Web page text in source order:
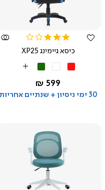
מהירה
3.0
rating
כיסא גיימינג XP25
More
Colors
החל מ-
599 ₪
30 ימי ניסיון + שנתיים אחריות
צפייה
מהירה